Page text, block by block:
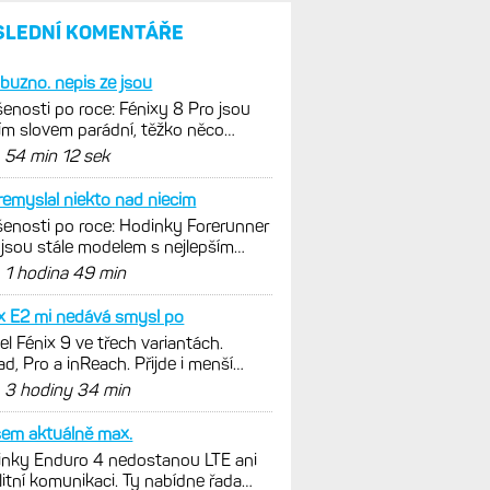
KOMENTÁŘE
nepis ze jsou
po roce: Fénixy 8 Pro jsou
slovem parádní, těžko něco
Ale ta nositelnost
54 min 12 sek
niekto nad niecim
po roce: Hodinky Forerunner
stále modelem s nejlepším
ceny a výkonu
1 hodina 49 min
E2 mi nedává smysl po
Fénix 9 ve třech variantách.
Pro a inReach. Přijde i menší
43 mm a také solární...
3 hodiny 34 min
aktuálně max.
Enduro 4 nedostanou LTE ani
komunikaci. Ty nabídne řada